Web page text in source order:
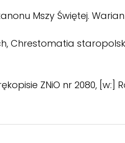
Mszy Świętej.
Chrestomatia
ZNiO nr 2080, [w:]